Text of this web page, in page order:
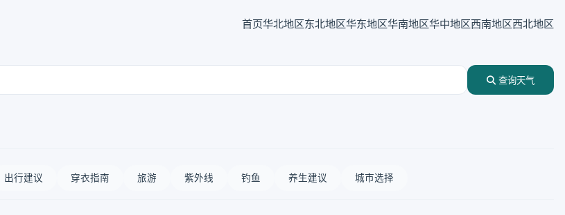
首页华北地区东北地区华东地区华南地区华中地区西南地区西北地区
查询天气
出行建议 穿衣指南 旅游 紫外线 钓鱼 养生建议 城市选择